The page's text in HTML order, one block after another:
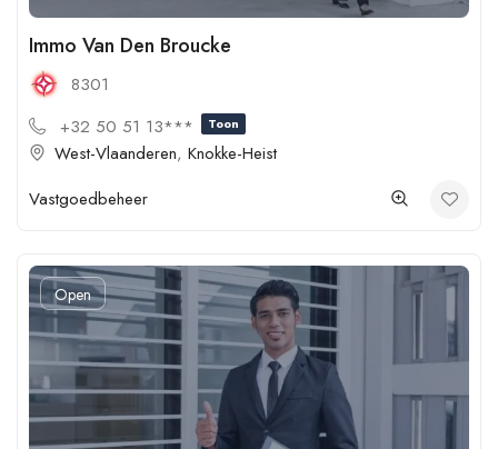
Immo Van Den Broucke
8301
+32 50 51 13***
Toon
West-Vlaanderen, Knokke-Heist
Vastgoedbeheer
Open